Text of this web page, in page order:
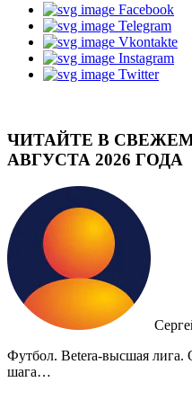
Facebook
Telegram
Vkontakte
Instagram
Twitter
ЧИТАЙТЕ В
АВГУСТА 2026 ГОДА
Футбол. Betera-высшая лига.
шага…